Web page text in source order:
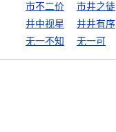
市不二价 市井之徒
井中视星
井井有序
无一不知
无一可